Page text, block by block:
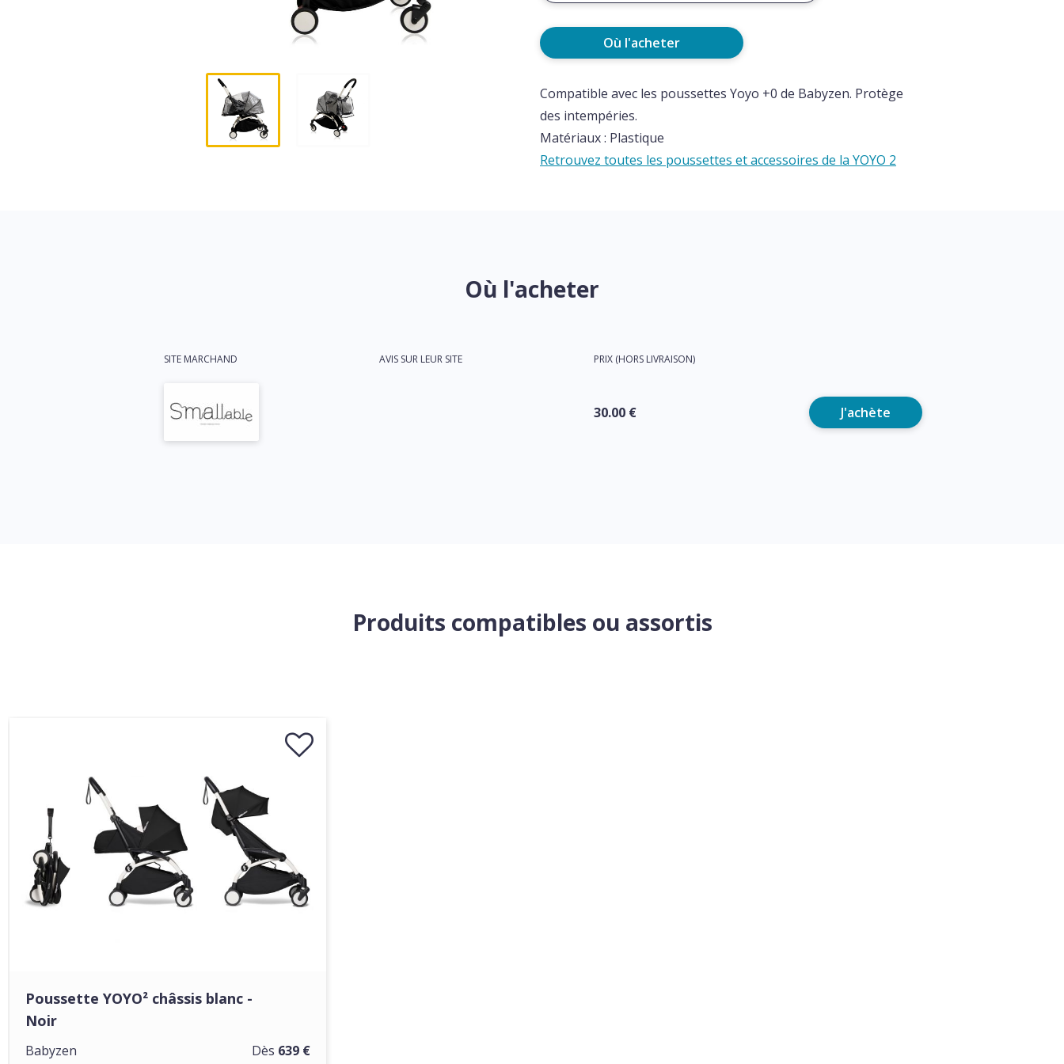
Où l'acheter
Compatible avec les poussettes Yoyo +0 de Babyzen. Protège
des intempéries.
Matériaux : Plastique
Retrouvez toutes les poussettes et accessoires de la YOYO 2
Où l'acheter
SITE MARCHAND AVIS SUR LEUR SITE PRIX (HORS LIVRAISON)
30.00 € J'achète
Produits compatibles ou assortis
Poussette YOYO² châssis blanc -
Noir
Dès 639 €
Babyzen